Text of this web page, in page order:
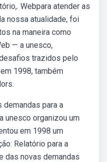
Webpara atender as
nossa atualidade, foi
na maneira como
— a unesco,
trazidos pelo
1998, também
para a
unesco organizou um
em 1998 um
Relatório para a
das novas demandas